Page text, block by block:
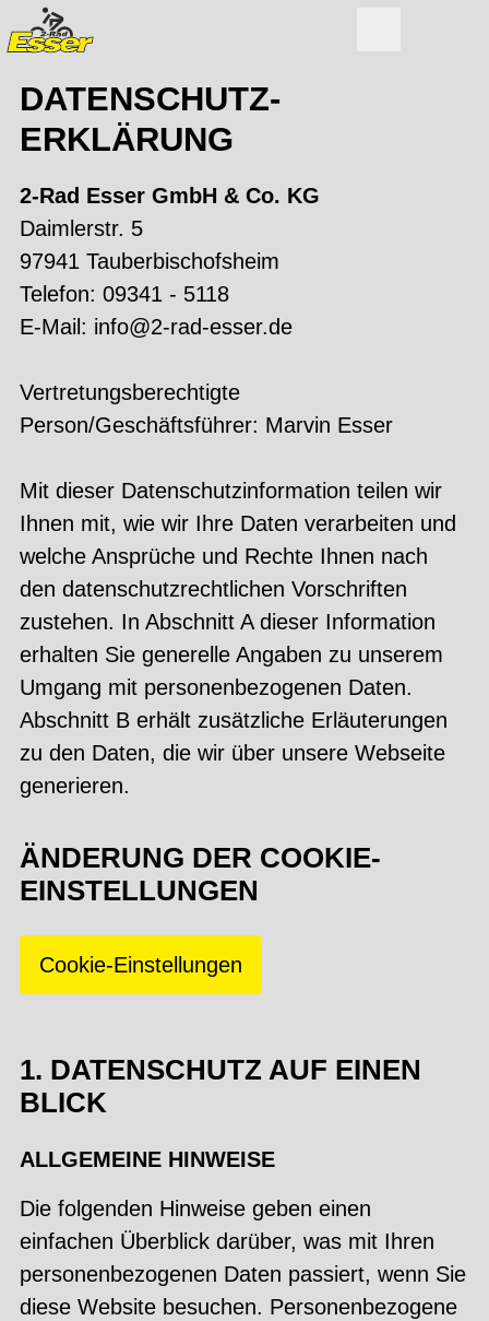
DATENSCHUTZ­
ERKLÄRUNG
2-Rad Esser GmbH & Co. KG
Daimlerstr. 5
97941 Tauberbischofsheim
Telefon: 09341 - 5118
E-Mail: info@2-rad-esser.de
Vertretungsberechtigte
Person/Geschäftsführer: Marvin Esser
Mit dieser Datenschutzinformation teilen wir
Ihnen mit, wie wir Ihre Daten verarbeiten und
welche Ansprüche und Rechte Ihnen nach
den datenschutzrechtlichen Vorschriften
zustehen. In Abschnitt A dieser Information
erhalten Sie generelle Angaben zu unserem
Umgang mit personenbezogenen Daten.
Abschnitt B erhält zusätzliche Erläuterungen
zu den Daten, die wir über unsere Webseite
generieren.
ÄNDERUNG DER COOKIE-
EINSTELLUNGEN
Cookie-Einstellungen
1. DATENSCHUTZ AUF EINEN
BLICK
ALLGEMEINE HINWEISE
Die folgenden Hinweise geben einen
einfachen Überblick darüber, was mit Ihren
personenbezogenen Daten passiert, wenn Sie
diese Website besuchen. Personenbezogene